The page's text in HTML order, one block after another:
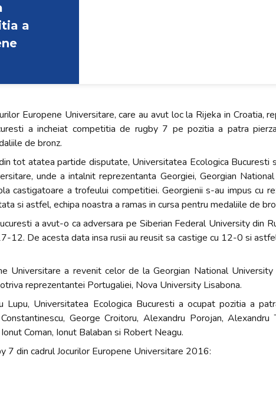
a
Europene Universitare, care au avut loc la Rijeka in Croatia,
a incheiat competitia de rugby 7 pe pozitia a patra
de bronz.
tot atatea partide disputate, Universitatea Ecologica Bucuresti
unde a intalnit reprezentanta Georgiei, Georgian
castigatoare a trofeului competitiei. Georgienii s-au impus cu
si astfel, echipa noastra a ramas in cursa pentru medaliile de
a avut-o ca adversara pe Siberian Federal University din
12. De acesta data insa rusii au reusit sa castige cu 12-0 si
Universitare a revenit celor de la Georgian National University
reprezentantei Portugaliei, Nova University Lisabona.
Lupu, Universitatea Ecologica Bucuresti a ocupat pozitia a
George Croitoru, Alexandru Porojan, Alexandru
Coman, Ionut Balaban si Robert Neagu.
7 din cadrul Jocurilor Europene Universitare 2016: